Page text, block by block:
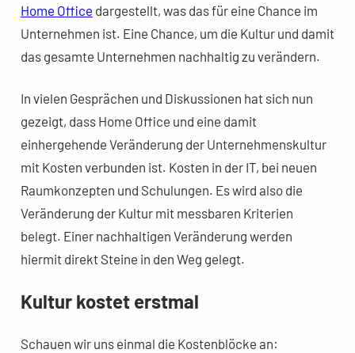
Home Office dargestellt, was das für eine Chance im
Unternehmen ist. Eine Chance, um die Kultur und damit
das gesamte Unternehmen nachhaltig zu verändern.
In vielen Gesprächen und Diskussionen hat sich nun
gezeigt, dass Home Office und eine damit
einhergehende Veränderung der Unternehmenskultur
mit Kosten verbunden ist. Kosten in der IT, bei neuen
Raumkonzepten und Schulungen. Es wird also die
Veränderung der Kultur mit messbaren Kriterien
belegt. Einer nachhaltigen Veränderung werden
hiermit direkt Steine in den Weg gelegt.
Kultur kostet erstmal
Schauen wir uns einmal die Kostenblöcke an: